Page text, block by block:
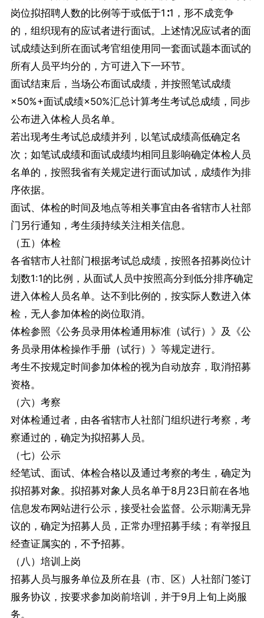
岗位拟招聘人数的比例等于或低于1∶1，形不成竞争
的，组织现有的应试者进行面试。上述情况应试者的面
试成绩达到所在面试考官组使用同一套面试题本面试的
所有人员平均分的，方可进入下一环节。
面试结束后，当场公布面试成绩，并按照笔试成绩
×50%+面试成绩×50%汇总计算考生考试总成绩，同步
公布进入体检人员名单。
若出现考生考试总成绩并列，以笔试成绩高低确定名
次；如笔试成绩和面试成绩均相同且影响确定体检人员
名单的，按照我省有关规定进行面试加试，成绩作为排
序依据。
面试、体检的时间及地点等相关事宜由各省辖市人社部
门另行通知，考生须持续关注相关信息。
（五）体检
各省辖市人社部门根据考试总成绩，按照各招募岗位计
划数1:1的比例，从面试人员中按照高分到低分排序确定
进入体检人员名单。达不到比例的，按实际人数进入体
检，无人参加体检的岗位取消。
体检参照《公务员录用体检通用标准（试行）》及《公
务员录用体检操作手册（试行）》等规定进行。
考生不按规定时间参加体检的视为自动放弃，取消招募
资格。
（六）考察
对体检通过者，由各省辖市人社部门组织进行考察，考
察通过的，确定为拟招募人员。
（七）公示
经笔试、面试、体检合格以及通过考察的考生，确定为
拟招募对象。拟招募对象人员名单于8月23日前在各地
信息发布网站进行公示，接受社会监督。公示期满无异
议的，确定为招募人员，正常办理招募手续；有举报且
经查证属实的，不予招募。
（八）培训上岗
招募人员与服务单位及所在县（市、区）人社部门签订
服务协议，按要求参加岗前培训，并于9月上旬上岗服
务。